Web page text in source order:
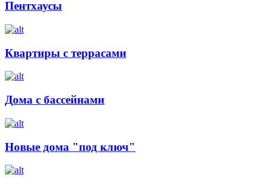
Пентхаусы
Квартиры с террасами
Дома с бассейнами
Новые дома "под ключ"